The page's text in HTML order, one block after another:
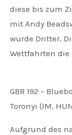
diese bis zum
mit Andy
wurde Dritter.
Wettfahrten die
GBR 192 –
Toronyi (IM,
Aufgrund des